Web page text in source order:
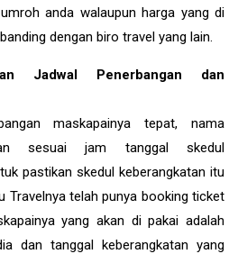
anda walaupun harga yang di
dengan biro travel yang lain.
Jadwal Penerbangan dan
maskapainya tepat, nama
sesuai jam tanggal skedul
pastikan skedul keberangkatan itu
Travelnya telah punya booking ticket
yang akan di pakai adalah
dan tanggal keberangkatan yang